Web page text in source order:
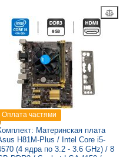
Оплата частями
Материнская плата
H81M-Plus / Intel Core i5-
(4 ядра по 3.2 - 3.6 GHz) / 8